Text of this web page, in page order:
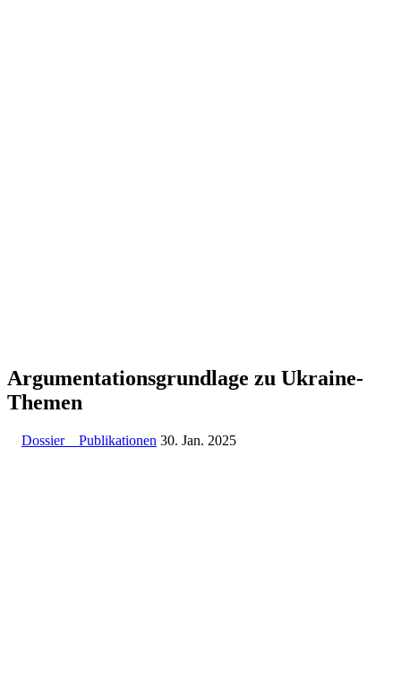
Argu­men­ta­ti­ons­grund­lage zu Ukraine-
Themen
Dossier Publikationen 30. Jan. 2025